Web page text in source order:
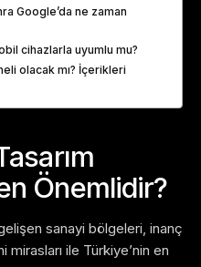
Google’da ne zaman
cihazlarla uyumlu mu?
olacak mı? İçerikleri
Önemlidir?
sanayi bölgeleri, inanç
ile Türkiye’nin en